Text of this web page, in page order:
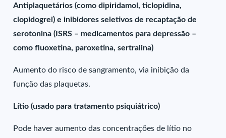
Antiplaquetários (como dipiridamol, ticlopidina,
clopidogrel) e inibidores seletivos de recaptação de
serotonina (ISRS – medicamentos para depressão –
como fluoxetina, paroxetina, sertralina)
Aumento do risco de sangramento, via inibição da
função das plaquetas.
Lítio (usado para tratamento psiquiátrico)
Pode haver aumento das concentrações de lítio no